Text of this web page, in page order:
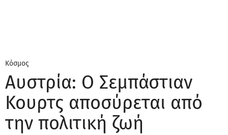
Κόσμος
Αυστρία: Ο Σεμπάστιαν
Κουρτς αποσύρεται από
την πολιτική ζωή